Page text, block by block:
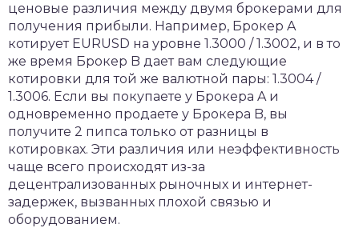
ценовые различия между двумя брокерами для
получения прибыли. Например, Брокер A
котирует EURUSD на уровне 1.3000 / 1.3002, и в то
же время Брокер B дает вам следующие
котировки для той же валютной пары: 1.3004 /
1.3006. Если вы покупаете у Брокера A и
одновременно продаете у Брокера B, вы
получите 2 пипса только от разницы в
котировках. Эти различия или неэффективность
чаще всего происходят из-за
децентрализованных рыночных и интернет-
задержек, вызванных плохой связью и
оборудованием.